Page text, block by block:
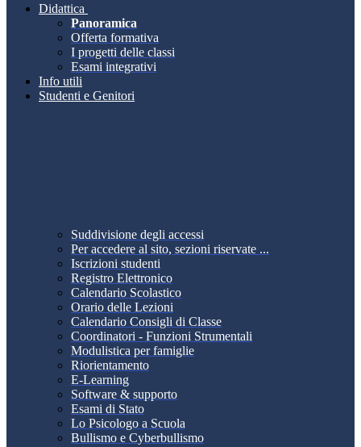
Didattica
Panoramica
Offerta formativa
I progetti delle classi
Esami integrativi
Info utili
Studenti e Genitori
Suddivisione degli accessi
Per accedere al sito, sezioni riservate ...
Iscrizioni studenti
Registro Elettronico
Calendario Scolastico
Orario delle Lezioni
Calendario Consigli di Classe
Coordinatori - Funzioni Strumentali
Modulistica per famiglie
Riorientamento
E-Learning
Software & supporto
Esami di Stato
Lo Psicologo a Scuola
Bullismo e Cyberbullismo